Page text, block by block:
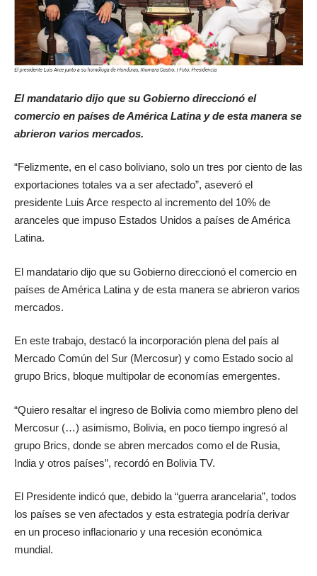
El mandatario dijo que su Gobierno direccionó el
comercio en países de América Latina y de esta manera se
abrieron varios mercados.
“Felizmente, en el caso boliviano, solo un tres por ciento de las
exportaciones totales va a ser afectado”, aseveró el
presidente Luis Arce respecto al incremento del 10% de
aranceles que impuso Estados Unidos a países de América
Latina.
El mandatario dijo que su Gobierno direccionó el comercio en
países de América Latina y de esta manera se abrieron varios
mercados.
En este trabajo, destacó la incorporación plena del país al
Mercado Común del Sur (Mercosur) y como Estado socio al
grupo Brics, bloque multipolar de economías emergentes.
“Quiero resaltar el ingreso de Bolivia como miembro pleno del
Mercosur (…) asimismo, Bolivia, en poco tiempo ingresó al
grupo Brics, donde se abren mercados como el de Rusia,
India y otros países”, recordó en Bolivia TV.
El Presidente indicó que, debido la “guerra arancelaria”, todos
los países se ven afectados y esta estrategia podría derivar
en un proceso inflacionario y una recesión económica
mundial.